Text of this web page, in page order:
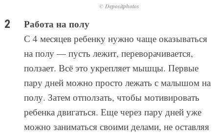
© Depositphotos
Работа на полу
С 4 месяцев ребенку нужно чаще оказываться
на полу — пусть лежит, переворачивается,
ползает. Всё это укрепляет мышцы. Первые
пару дней можно просто лежать с малышом на
полу. Затем отползать, чтобы мотивировать
ребенка двигаться. Еще через пару дней уже
можно заниматься своими делами, не оставляя